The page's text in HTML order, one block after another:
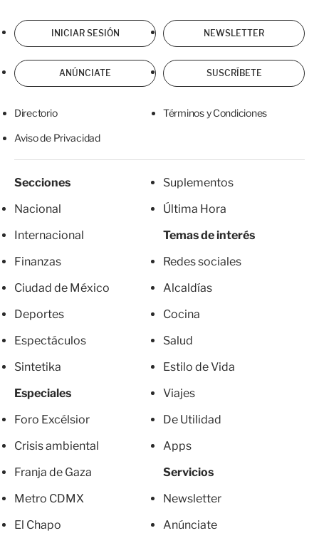
INICIAR SESIÓN NEWSLETTER
ANÚNCIATE SUSCRÍBETE
Directorio Términos y Condiciones
Aviso de Privacidad
Secciones
Nacional
Internacional
Finanzas
Ciudad de México
Deportes
Espectáculos
Sintetika
Especiales
Foro Excélsior
Crisis ambiental
Franja de Gaza
Metro CDMX
El Chapo
Suplementos
Última Hora
Temas de interés
Redes sociales
Alcaldías
Cocina
Salud
Estilo de Vida
Viajes
De Utilidad
Apps
Servicios
Newsletter
Anúnciate